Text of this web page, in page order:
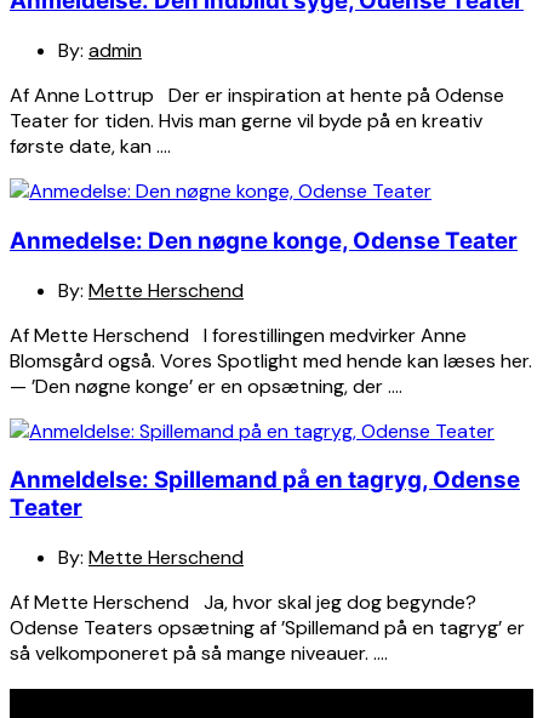
By: admin
Af Anne Lottrup Der er inspiration at hente på Odense
Teater for tiden. Hvis man gerne vil byde på en kreativ
første date, kan ….
Anmedelse: Den nøgne konge, Odense Teater
By: Mette Herschend
Af Mette Herschend I forestillingen medvirker Anne
Blomsgård også. Vores Spotlight med hende kan læses her.
— ’Den nøgne konge’ er en opsætning, der ….
Anmeldelse: Spillemand på en tagryg, Odense
Teater
By: Mette Herschend
Af Mette Herschend Ja, hvor skal jeg dog begynde?
Odense Teaters opsætning af ’Spillemand på en tagryg’ er
så velkomponeret på så mange niveauer. ….